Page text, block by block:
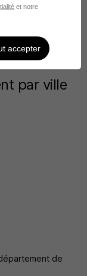
par ville
de
et notre
accepter